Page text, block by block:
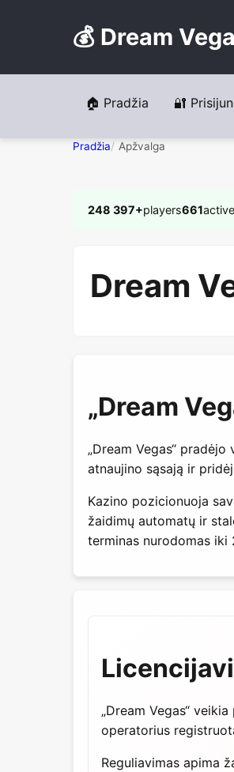
💰 Dream
🏠 Pradžia 🔐
Pradžia Apžvalga
248 397+players661
Dream
„Dream
„Dream Vegas“
atnaujino sąsają ir
Kazino pozicionuoja
žaidimų automatų ir
terminas nurodomas iki
„Dream Vegas“
operatorius
Reguliavimas apima